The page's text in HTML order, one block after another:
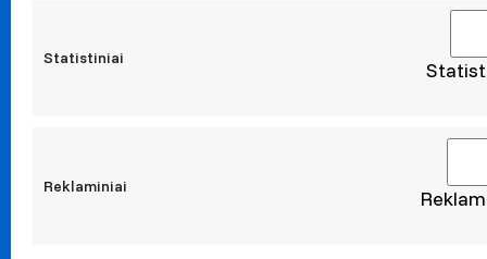
Statistiniai
Reklaminiai
Leidiniai